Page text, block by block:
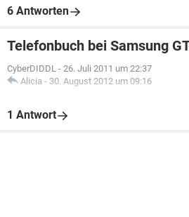
6 Antworten
Telefonbuch bei Samsung
CyberDIDDL - 26. Juli 2011 um 22:37
Alicia - 30. August 2012 um 09:16
1 Antwort